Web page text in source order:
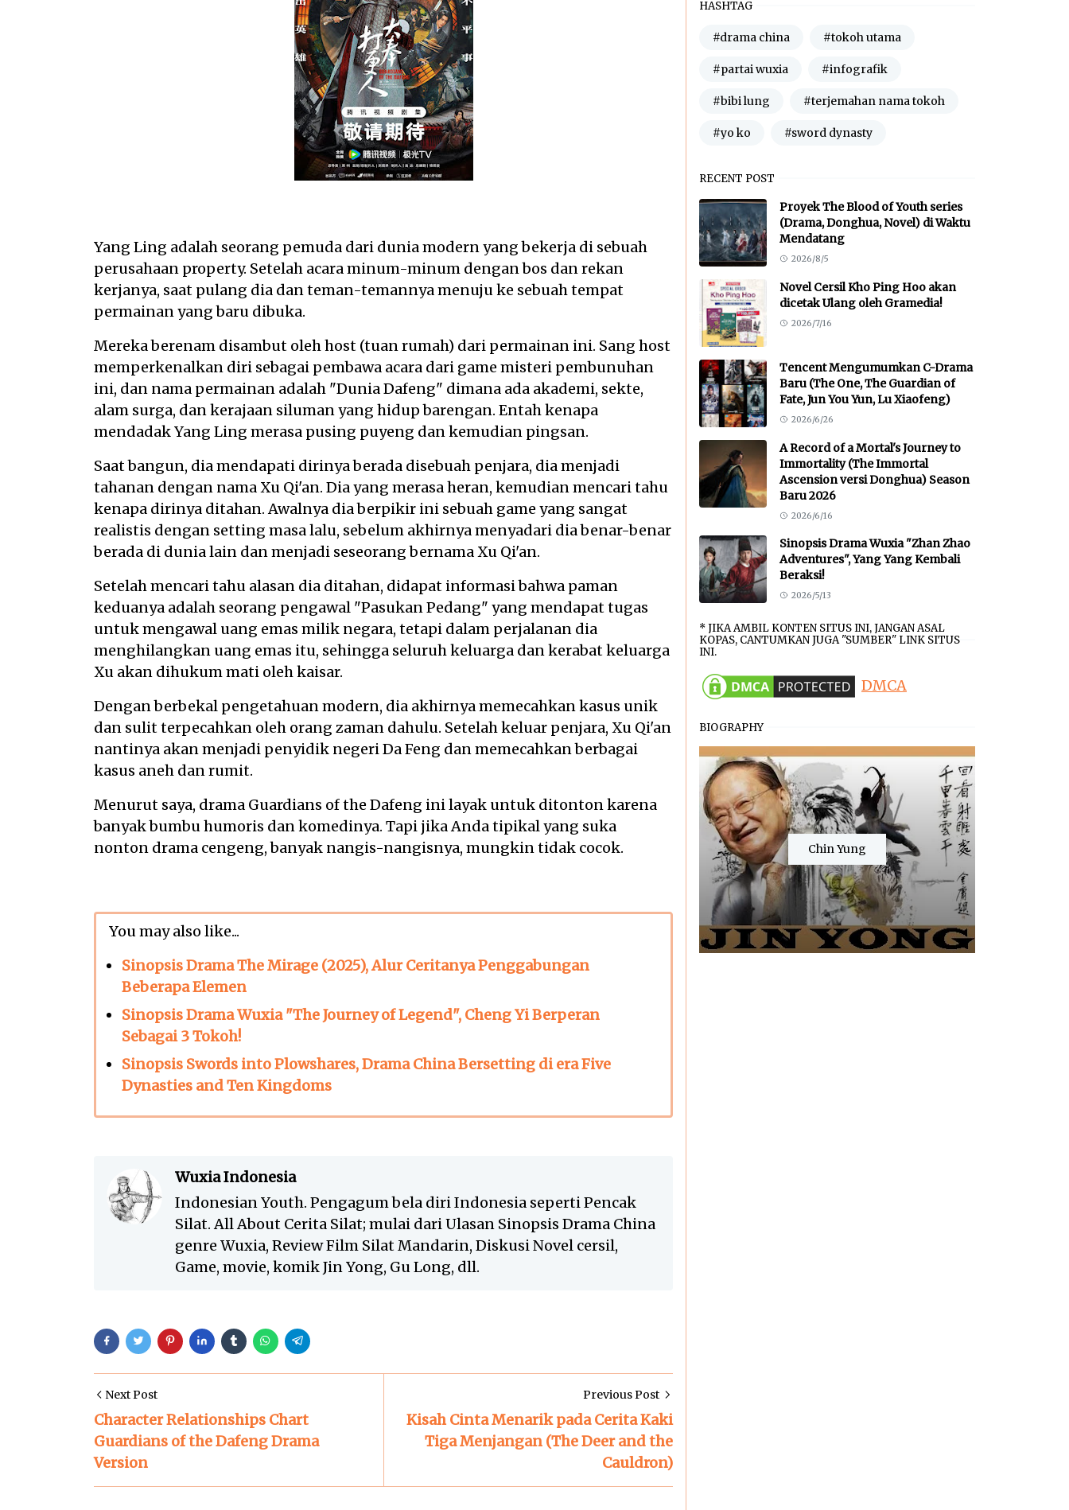
Yang Ling adalah seorang pemuda dari dunia modern yang bekerja di sebuah
perusahaan property. Setelah acara minum-minum dengan bos dan rekan
kerjanya, saat pulang dia dan teman-temannya menuju ke sebuah tempat
permainan yang baru dibuka.
Mereka berenam disambut oleh host (tuan rumah) dari permainan ini. Sang host
memperkenalkan diri sebagai pembawa acara dari game misteri pembunuhan
ini, dan nama permainan adalah "Dunia Dafeng" dimana ada akademi, sekte,
alam surga, dan kerajaan siluman yang hidup barengan. Entah kenapa
mendadak Yang Ling merasa pusing puyeng dan kemudian pingsan.
Saat bangun, dia mendapati dirinya berada disebuah penjara, dia menjadi
tahanan dengan nama Xu Qi'an. Dia yang merasa heran, kemudian mencari tahu
kenapa dirinya ditahan. Awalnya dia berpikir ini sebuah game yang sangat
realistis dengan setting masa lalu, sebelum akhirnya menyadari dia benar-benar
berada di dunia lain dan menjadi seseorang bernama Xu Qi'an.
Setelah mencari tahu alasan dia ditahan, didapat informasi bahwa paman
keduanya adalah seorang pengawal "Pasukan Pedang" yang mendapat tugas
untuk mengawal uang emas milik negara, tetapi dalam perjalanan dia
menghilangkan uang emas itu, sehingga seluruh keluarga dan kerabat keluarga
Xu akan dihukum mati oleh kaisar.
Dengan berbekal pengetahuan modern, dia akhirnya memecahkan kasus unik
dan sulit terpecahkan oleh orang zaman dahulu. Setelah keluar penjara, Xu Qi'an
nantinya akan menjadi penyidik negeri Da Feng dan memecahkan berbagai
kasus aneh dan rumit.
Menurut saya, drama Guardians of the Dafeng ini layak untuk ditonton karena
banyak bumbu humoris dan komedinya. Tapi jika Anda tipikal yang suka
nonton drama cengeng, banyak nangis-nangisnya, mungkin tidak cocok.
You may also like...
Sinopsis Drama The Mirage (2025), Alur Ceritanya Penggabungan
Beberapa Elemen
Sinopsis Drama Wuxia "The Journey of Legend", Cheng Yi Berperan
Sebagai 3 Tokoh!
Sinopsis Swords into Plowshares, Drama China Bersetting di era Five
Dynasties and Ten Kingdoms
Wuxia Indonesia
Indonesian Youth. Pengagum bela diri Indonesia seperti Pencak
Silat. All About Cerita Silat; mulai dari Ulasan Sinopsis Drama China
genre Wuxia, Review Film Silat Mandarin, Diskusi Novel cersil,
Game, movie, komik Jin Yong, Gu Long, dll.
Next Post
Character Relationships Chart
Guardians of the Dafeng Drama
Version
Previous Post
Kisah Cinta Menarik pada Cerita Kaki
Tiga Menjangan (The Deer and the
Cauldron)
HASHTAG
#drama china #tokoh utama
#partai wuxia #infografik
#bibi lung #terjemahan nama tokoh
#yo ko #sword dynasty
RECENT POST
Proyek The Blood of Youth series
(Drama, Donghua, Novel) di Waktu
Mendatang
2026/8/5
Novel Cersil Kho Ping Hoo akan
dicetak Ulang oleh Gramedia!
2026/7/16
Tencent Mengumumkan C-Drama
Baru (The One, The Guardian of
Fate, Jun You Yun, Lu Xiaofeng)
2026/6/26
A Record of a Mortal's Journey to
Immortality (The Immortal
Ascension versi Donghua) Season
Baru 2026
2026/6/16
Sinopsis Drama Wuxia "Zhan Zhao
Adventures", Yang Yang Kembali
Beraksi!
2026/5/13
* JIKA AMBIL KONTEN SITUS INI, JANGAN ASAL
KOPAS, CANTUMKAN JUGA "SUMBER" LINK SITUS
INI.
DMCA
BIOGRAPHY
Chin Yung